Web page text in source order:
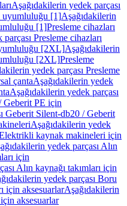
Aşağıdakilerin yedek parçası
uyumluluğu [1]Aşağıdakilerin
[1]Presleme cihazları
Presleme cihazları
[2XL]Aşağıdakilerin
[2XL]Presleme
yedek parçası Presleme
çantaAşağıdakilerin yedek
Aşağıdakilerin yedek parçası
Geberit PE için
Geberit Silent-db20 / Geberit
Aşağıdakilerin yedek
kaynak makineleri için
yedek parçası Alın
için
Alın kaynağı takımları için
yedek parçası Boru
için aksesuarlarAşağıdakilerin
aksesuarlar